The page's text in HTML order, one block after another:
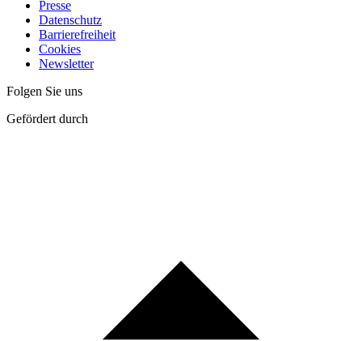
Presse
Datenschutz
Barrierefreiheit
Cookies
Newsletter
Folgen Sie uns
Gefördert durch